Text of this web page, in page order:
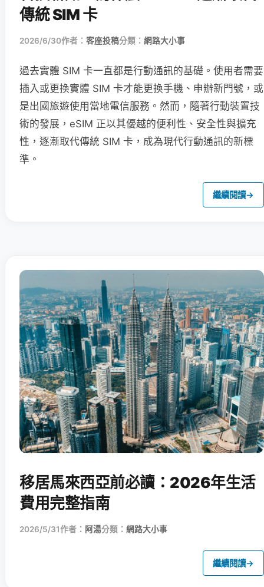
傳統 SIM 卡
2026/6/30作者： 客座投稿分類： 網路大小事
過去實體 SIM 卡一直都是行動通訊的基礎。使用者需要
插入或更換實體 SIM 卡才能更換手機、申辦新門號，或
是出國旅遊使用當地電信服務。然而，隨著行動裝置技
術的發展，eSIM 正以其優越的便利性、安全性與擴充
性，逐漸取代傳統 SIM 卡，成為現代行動通訊的新標
準。
繼續閱讀→
移居馬來西亞前必讀：2026年生活
費用完整指南
2026/5/31作者： 阿湯分類： 網路大小事
繼續閱讀→